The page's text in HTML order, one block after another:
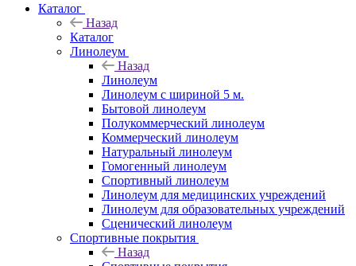
Каталог
Назад
Каталог
Линолеум
Назад
Линолеум
Линолеум с шириной 5 м.
Бытовой линолеум
Полукоммерческий линолеум
Коммерческий линолеум
Натуральный линолеум
Гомогенный линолеум
Спортивный линолеум
Линолеум для медицинских учреждений
Линолеум для образовательных учреждений
Сценический линолеум
Спортивные покрытия
Назад